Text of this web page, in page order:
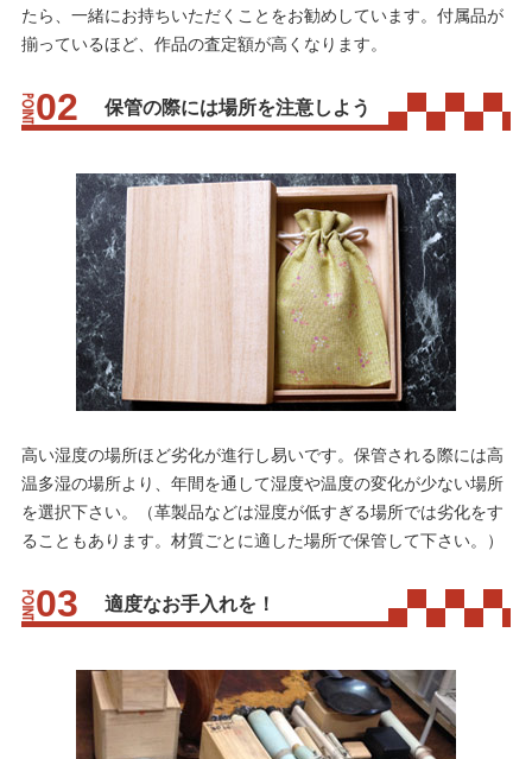
たら、一緒にお持ちいただくことをお勧めしています。付属品が
揃っているほど、作品の査定額が高くなります。
保管の際には場所を注意しよう
高い湿度の場所ほど劣化が進行し易いです。保管される際には高
温多湿の場所より、年間を通して湿度や温度の変化が少ない場所
を選択下さい。（革製品などは湿度が低すぎる場所では劣化をす
ることもあります。材質ごとに適した場所で保管して下さい。）
適度なお手入れを！